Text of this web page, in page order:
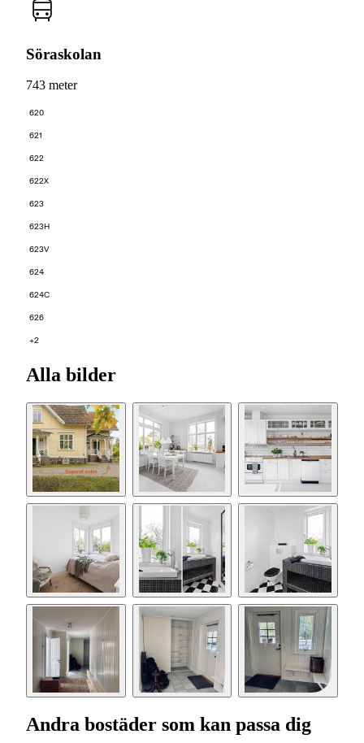
Söraskolan
743 meter
620
621
622
622X
623
623H
623V
624
624C
626
+2
Alla bilder
Andra bostäder som kan passa dig